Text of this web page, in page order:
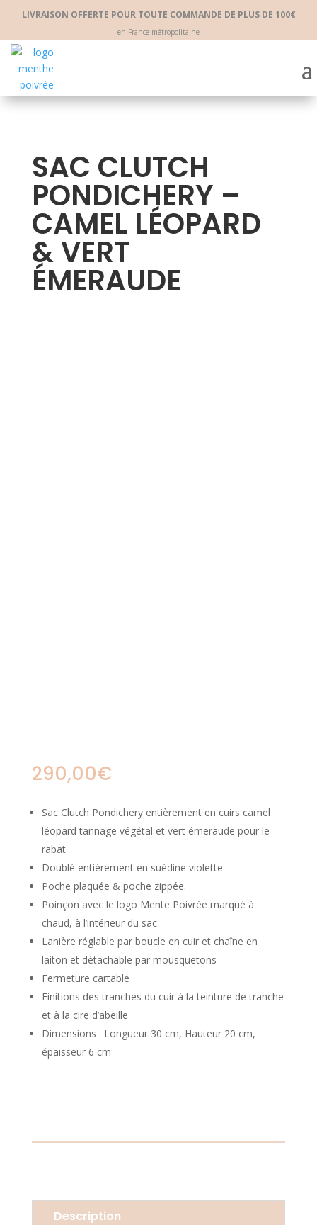
LIVRAISON OFFERTE POUR TOUTE COMMANDE DE PLUS DE 100€
en France métropolitaine
SAC CLUTCH
PONDICHERY –
CAMEL LÉOPARD
& VERT
ÉMERAUDE
290,00€
Sac Clutch Pondichery entièrement en cuirs camel
léopard tannage végétal et vert émeraude pour le
rabat
Doublé entièrement en suédine violette
Poche plaquée & poche zippée.
Poinçon avec le logo Mente Poivrée marqué à
chaud, à l’intérieur du sac
Lanière réglable par boucle en cuir et chaîne en
laiton et détachable par mousquetons
Fermeture cartable
Finitions des tranches du cuir à la teinture de tranche
et à la cire d’abeille
Dimensions : Longueur 30 cm, Hauteur 20 cm,
épaisseur 6 cm
Description